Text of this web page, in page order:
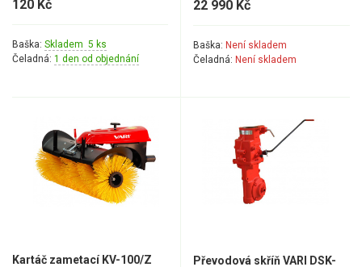
120 Kč
Baška: Skladem 5 ks
Čeladná: 1 den od objednání
22 990 Kč
Baška: Není skladem
Čeladná: Není skladem
Kartáč zametací KV-100/Z
Převodová skříň VARI DSK-